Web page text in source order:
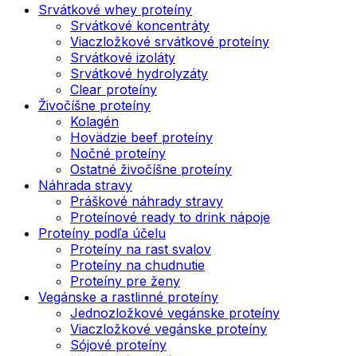
Srvátkové whey proteíny
Srvátkové koncentráty
Viaczložkové srvátkové proteíny
Srvátkové izoláty
Srvátkové hydrolyzáty
Clear proteíny
Živočíšne proteíny
Kolagén
Hovädzie beef proteíny
Nočné proteíny
Ostatné živočíšne proteíny
Náhrada stravy
Práškové náhrady stravy
Proteínové ready to drink nápoje
Proteíny podľa účelu
Proteíny na rast svalov
Proteíny na chudnutie
Proteíny pre ženy
Vegánske a rastlinné proteíny
Jednozložkové vegánske proteíny
Viaczložkové vegánske proteíny
Sójové proteíny